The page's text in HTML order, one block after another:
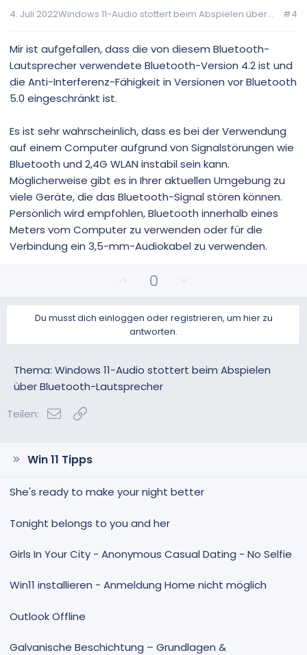
e
t
i
m
m
e
t
i
m
4. Juli 2022Windows 11-Audio stottert beim Abspielen über... #4
Mir ist aufgefallen, dass die von diesem Bluetooth-
Lautsprecher verwendete Bluetooth-Version 4.2 ist und
die Anti-Interferenz-Fähigkeit in Versionen vor Bluetooth
5.0 eingeschränkt ist.
Es ist sehr wahrscheinlich, dass es bei der Verwendung
auf einem Computer aufgrund von Signalstörungen wie
Bluetooth und 2,4G WLAN instabil sein kann.
Möglicherweise gibt es in Ihrer aktuellen Umgebung zu
viele Geräte, die das Bluetooth-Signal stören können.
Persönlich wird empfohlen, Bluetooth innerhalb eines
Meters vom Computer zu verwenden oder für die
Verbindung ein 3,5-mm-Audiokabel zu verwenden.
i
t
v
e
0
g
a
t
v
Du musst dich einloggen oder registrieren, um hier zu
antworten.
Thema: Windows 11-Audio stottert beim Abspielen
über Bluetooth-Lautsprecher
Teilen:
E-Mail
Win 11 Tipps
She's ready to make your night better
Tonight belongs to you and her
Girls In Your City - Anonymous Casual Dating - No Selfie
Win11 installieren - Anmeldung Home nicht möglich
Outlook Offline
Galvanische Beschichtung – Grundlagen &